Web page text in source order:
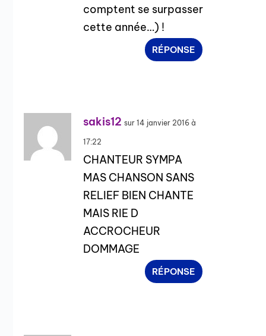
comptent se surpasser
cette année…) !
RÉPONSE
sakis12 sur 14 janvier 2016 à
17:22
CHANTEUR SYMPA
MAS CHANSON SANS
RELIEF BIEN CHANTE
MAIS RIE D
ACCROCHEUR
DOMMAGE
RÉPONSE